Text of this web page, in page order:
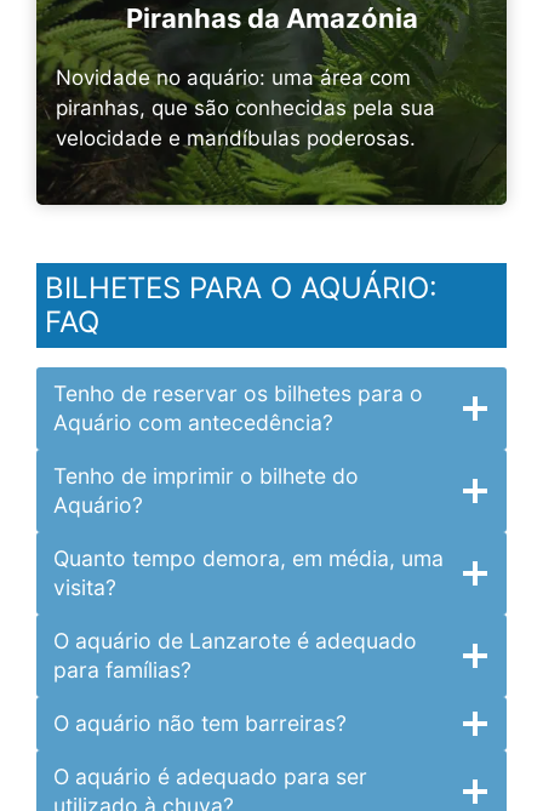
Piranhas da Amazónia
Novidade no aquário: uma área com
piranhas, que são conhecidas pela sua
velocidade e mandíbulas poderosas.
BILHETES PARA O AQUÁRIO:
FAQ
Tenho de reservar os bilhetes para o
Aquário com antecedência?
Tenho de imprimir o bilhete do
Aquário?
Quanto tempo demora, em média, uma
visita?
O aquário de Lanzarote é adequado
para famílias?
O aquário não tem barreiras?
O aquário é adequado para ser
utilizado à chuva?